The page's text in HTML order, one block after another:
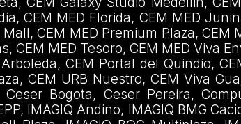
CEM MED Florida, CEM MED
CEM MED Premium Plaza, CEM
CEM MED Tesoro, CEM MED Viva
CEM Portal del Quindio,
CEM URB Nuestro, CEM Viva
Bogota, Ceser Pereira,
IMAGIQ Andino, IMAGIQ BMG